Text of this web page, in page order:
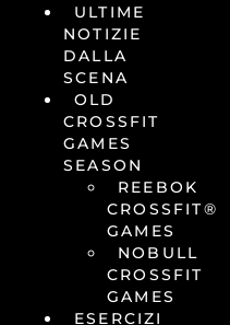
ULTIME
NOTIZIE
DALLA
SCENA
OLD
CROSSFIT
GAMES
SEASON
REEBOK
CROSSFIT®
GAMES
NOBULL
CROSSFIT
GAMES
ESERCIZI